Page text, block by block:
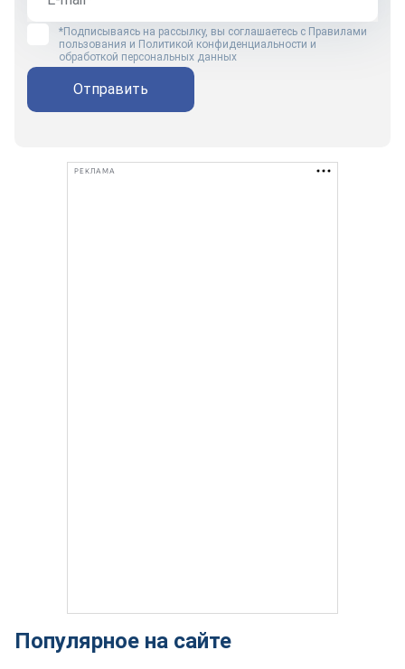
*Подписываясь на рассылку, вы соглашаетесь с Правилами
пользования и Политикой конфиденциальности и
обработкой персональных данных
Отправить
РЕКЛАМА
Популярное на сайте